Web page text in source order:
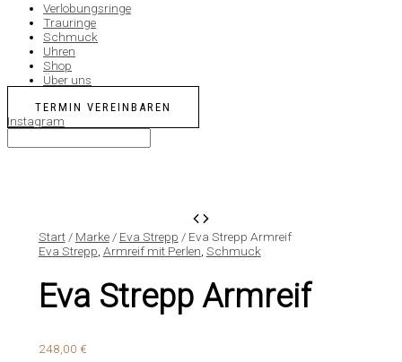
Verlobungsringe
Trauringe
Schmuck
Uhren
Shop
Über uns
TERMIN VEREINBAREN
Instagram
Start/ Marke/ Eva Strepp / Eva Strepp Armreif
Eva Strepp, Armreif mit Perlen, Schmuck
Eva Strepp Armreif
248,00 €